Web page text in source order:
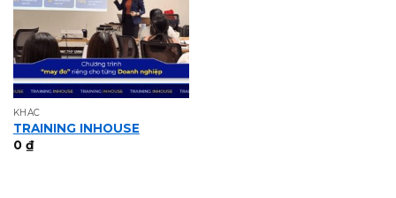
KHÁC
TRAINING INHOUSE
0 ₫